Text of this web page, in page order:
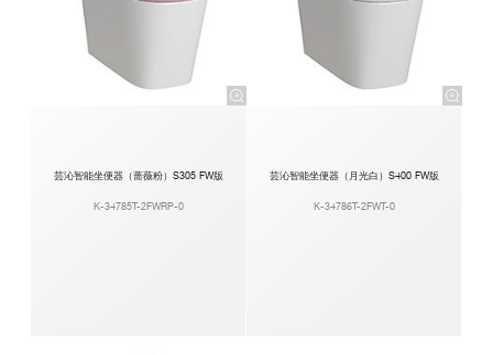
芸沁智能坐便器（蔷薇粉）S305 FW版
K-34785T-2FWRP-0
芸沁智能坐便器（月光白）S400 FW版
K-34786T-2FWT-0